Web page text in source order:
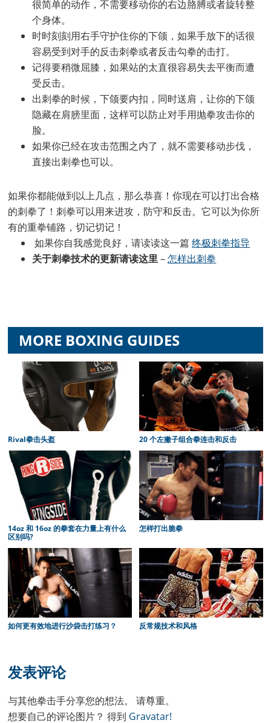
很简单的动作，不需要移动你的右边胳膊或者旋转整
个身体。
时时刻刻用右手守护住你的下颌，如果手放下的话很
容易受到对手的反击刺拳或者反击勾拳的击打。
记得要稍微屈膝，如果站的太直很容易失去平衡而遭
受反击。
出刺拳的时候，下颌要内扣，同时送肩，让你的下颌
隐藏在肩膀里面，这样可以防止对手用抛拳攻击你的
脸。
如果你已经在攻击范围之内了，就不需要移动步伐，
直接出刺拳也可以。
如果你都能做到以上几点，那么恭喜！你现在可以打出合格
的刺拳了！刺拳可以用来进攻，防守和反击。它可以为你所
有的重拳铺路，切记切记！
如果你自我感觉良好，请读读这一篇终极刺拳指导
关于刺拳技术的更新请读这里–怎样出刺拳
MORE BOXING GUIDES
Rival拳击头盔 20 个左撇子组合拳连击和反击
14oz 和 16oz 的拳套在力量上有什么
区别吗?
怎样打出脆拳
如何更有效地进行沙袋击打练习？ 反常规技术和风格
Interactions
发表评论
与其他拳击手分享您的想法。 请尊重。
想要自己的评论图片？ 得到 Gravatar!